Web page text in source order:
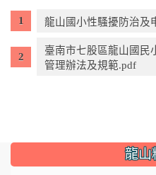
龍山國小性騷擾防治及
臺南市七股區龍山國民
管理辦法及規範.pdf
龍山